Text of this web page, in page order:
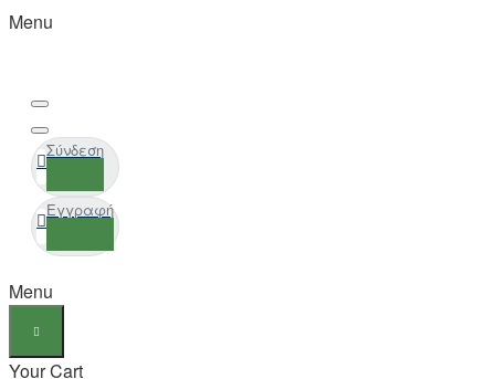
Menu
Σύνδεση
Εγγραφή
Menu
Your Cart